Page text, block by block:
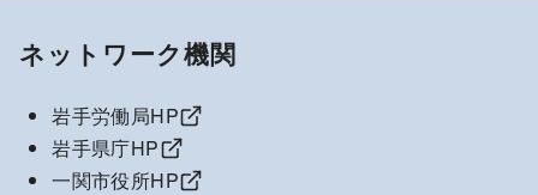
ネットワーク機関
岩手労働局HP
岩手県庁HP
一関市役所HP